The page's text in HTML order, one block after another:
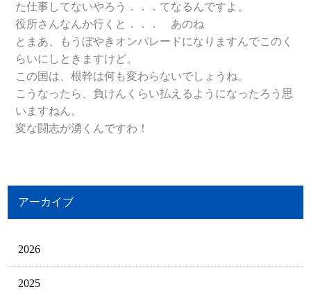
た仕事してないやろう．．．てなるんですよ。
役所さんなんか行くと．．． あのね
とまあ、もうぼやきオンパレードになりますんでこのく
らいにしときますけど。
この国は、根幹は何も変わらないでしょうね。
こうなったら、負けんくらい払えるようになったろう思
いますねん。
変な闘志が湧くんですわ！
アーカイブ
2026
2025